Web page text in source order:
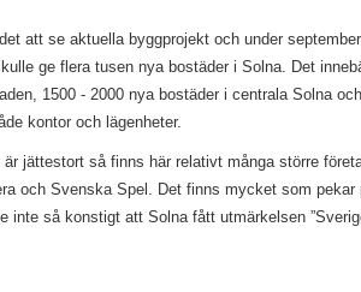
att se aktuella byggprojekt och under
ge flera tusen nya bostäder i Solna. Det
1500 - 2000 nya bostäder i centrala Solna
kontor och lägenheter.
jättestort så finns här relativt många större
och Svenska Spel. Det finns mycket som pekar
inte så konstigt att Solna fått utmärkelsen